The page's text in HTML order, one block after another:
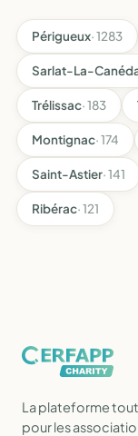
Périgueux· 1283
Sarlat-La-
Trélissac· 183
Montignac· 174
Saint-Astier· 141
Ribérac· 121
La plateforme
pour les